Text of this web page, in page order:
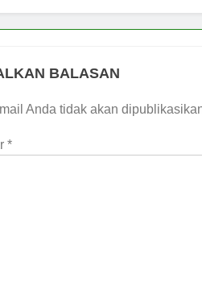
BALASAN
Anda tidak akan
*